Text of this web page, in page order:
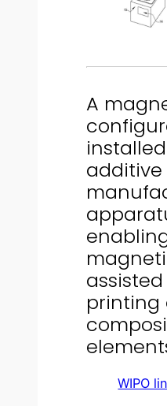
A
additive
printing
WIPO